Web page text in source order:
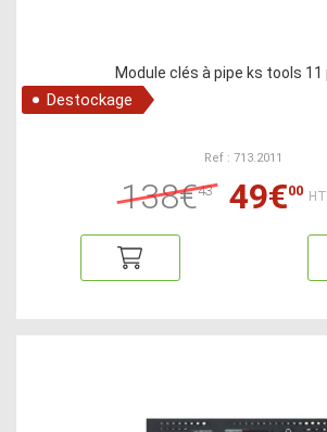
Module clés à pipe ks tools 11
Destockage
Ref : 713.2011
138€43 49€00